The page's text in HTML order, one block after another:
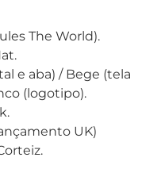
The World).
e aba) / Bege (tela
(logotipo).
UK)